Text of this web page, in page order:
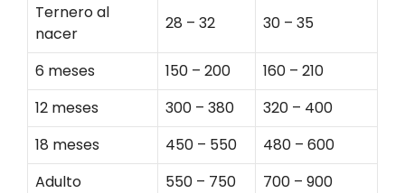
Ternero al
nacer
28 – 32 30 – 35
6 meses 150 – 200
160 – 210
12 meses
300 – 380
320 – 400
18 meses
450 – 550
480 – 600
Adulto
550 – 750 700 – 900